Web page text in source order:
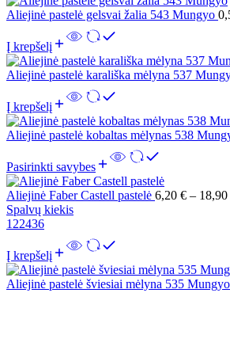
Aliejinė pastelė gelsvai žalia 543 Mungyo
Į krepšelį
Aliejinė pastelė karališka mėlyna 537
Į krepšelį
Aliejinė pastelė kobaltas mėlynas 538
Pasirinkti savybes
Aliejinė Faber Castell pastelė 6,20 € – 18,90
Spalvų kiekis
122436
Į krepšelį
Aliejinė pastelė šviesiai mėlyna 535 Mungyo